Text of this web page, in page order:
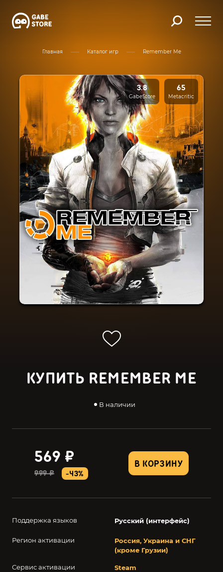
Главная Каталог игр Remember Me
3.8
GabeStore
65
Metacritic
КУПИТЬ REMEMBER ME
В наличии
В КОРЗИНУ
569 ₽
999 ₽ -43%
Поддержка языков Русский (интерфейс)
Регион активации
Россия, Украина и СНГ
(кроме Грузии)
Сервис активации Steam